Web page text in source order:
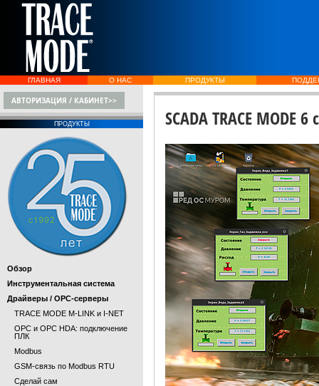
ГЛАВНАЯ О НАС ПРОДУКТЫ
АВТОРИЗАЦИЯ / КАБИНЕТ>>
ПРОДУКТЫ
Обзор
Инструментальная система
Драйверы / OPC-серверы
TRACE MODE M-LINK и I-NET
OPC и OPC HDA: подключение
ПЛК
Modbus
GSM-связь по Modbus RTU
Сделай сам
SCADA TRACE MODE